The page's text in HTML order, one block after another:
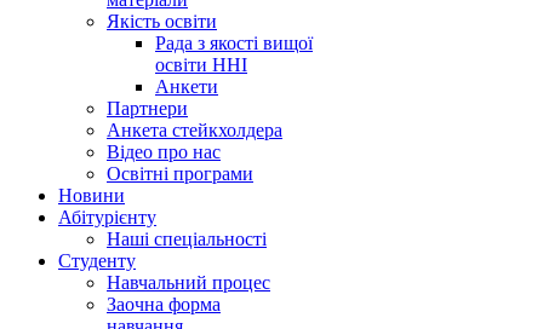
Якість освіти
Рада з якості вищої
освіти ННІ
Анкети
Партнери
Анкета стейкхолдера
Відео про нас
Освітні програми
Hовини
Абітурієнту
Наші спеціальності
Студенту
Навчальний процес
Заочна форма